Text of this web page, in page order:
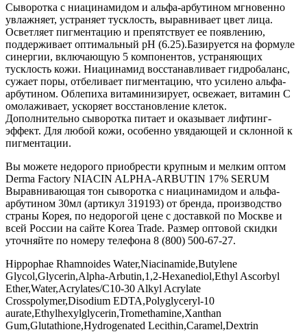
Сыворотка с ниацинамидом и альфа-арбутином мгновенно
увлажняет, устраняет тусклость, выравнивает цвет лица.
Осветляет пигментацию и препятствует ее появлению,
поддерживает оптимальный рН (6.25).Базируется на формуле
синергии, включающую 5 компонентов, устраняющих
тусклость кожи. Ниацинамид восстанавливает гидробаланс,
сужает поры, отбеливает пигментацию, что усилено альфа-
арбутином. Облепиха витаминизирует, освежает, витамин С
омолаживает, ускоряет восстановление клеток.
Дополнительно сыворотка питает и оказывает лифтинг-
эффект. Для любой кожи, особенно увядающей и склонной к
пигментации.
Вы можете недорого приобрести крупным и мелким оптом
Derma Factory NIACIN ALPHA-ARBUTIN 17% SERUM
Выравнивающая тон сыворотка с ниацинамидом и альфа-
арбутином 30мл (артикул 319193) от бренда, производство
страны Корея, по недорогой цене с доставкой по Москве и
всей России на сайте Korea Trade. Размер оптовой скидки
уточняйте по номеру телефона 8 (800) 500-67-27.
Hippophae Rhamnoides Water,Niacinamide,Butylene
Glycol,Glycerin,Alpha-Arbutin,1,2-Hexanediol,Ethyl Ascorbyl
Ether,Water,Acrylates/C10-30 Alkyl Acrylate
Crosspolymer,Disodium EDTA,Polyglyceryl-10
aurate,Ethylhexylglycerin,Tromethamine,Xanthan
Gum,Glutathione,Hydrogenated Lecithin,Caramel,Dextrin